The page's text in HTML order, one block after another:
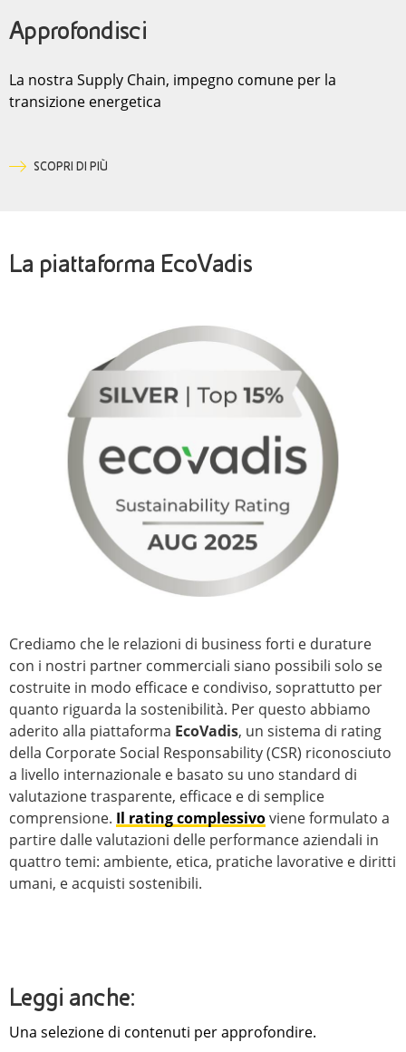
Approfondisci
La nostra Supply Chain, impegno comune per la
transizione energetica
SCOPRI DI PIÙ
La piattaforma EcoVadis
Crediamo che le relazioni di business forti e durature
con i nostri partner commerciali siano possibili solo se
costruite in modo efficace e condiviso, soprattutto per
quanto riguarda la sostenibilità. Per questo abbiamo
aderito alla piattaforma EcoVadis, un sistema di rating
della Corporate Social Responsability (CSR) riconosciuto
a livello internazionale e basato su uno standard di
valutazione trasparente, efficace e di semplice
comprensione. Il rating complessivoviene formulato a
partire dalle valutazioni delle performance aziendali in
quattro temi: ambiente, etica, pratiche lavorative e diritti
umani, e acquisti sostenibili.
Leggi anche:
Una selezione di contenuti per approfondire.